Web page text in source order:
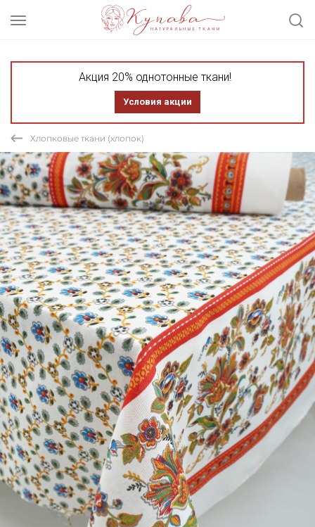
Акция 20% однотонные ткани!
Условия акции
Хлопковые ткани (хлопок)